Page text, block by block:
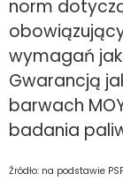
norm
wymagań
Gwarancją
barwach
badania
Źródło: na podstawie